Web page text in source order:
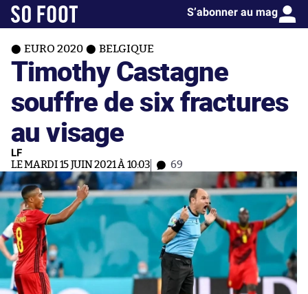
S’abonner au mag
EURO 2020 BELGIQUE
Timothy Castagne
souffre de six fractures
au visage
LF
LE MARDI 15 JUIN 2021 À 10:03 69